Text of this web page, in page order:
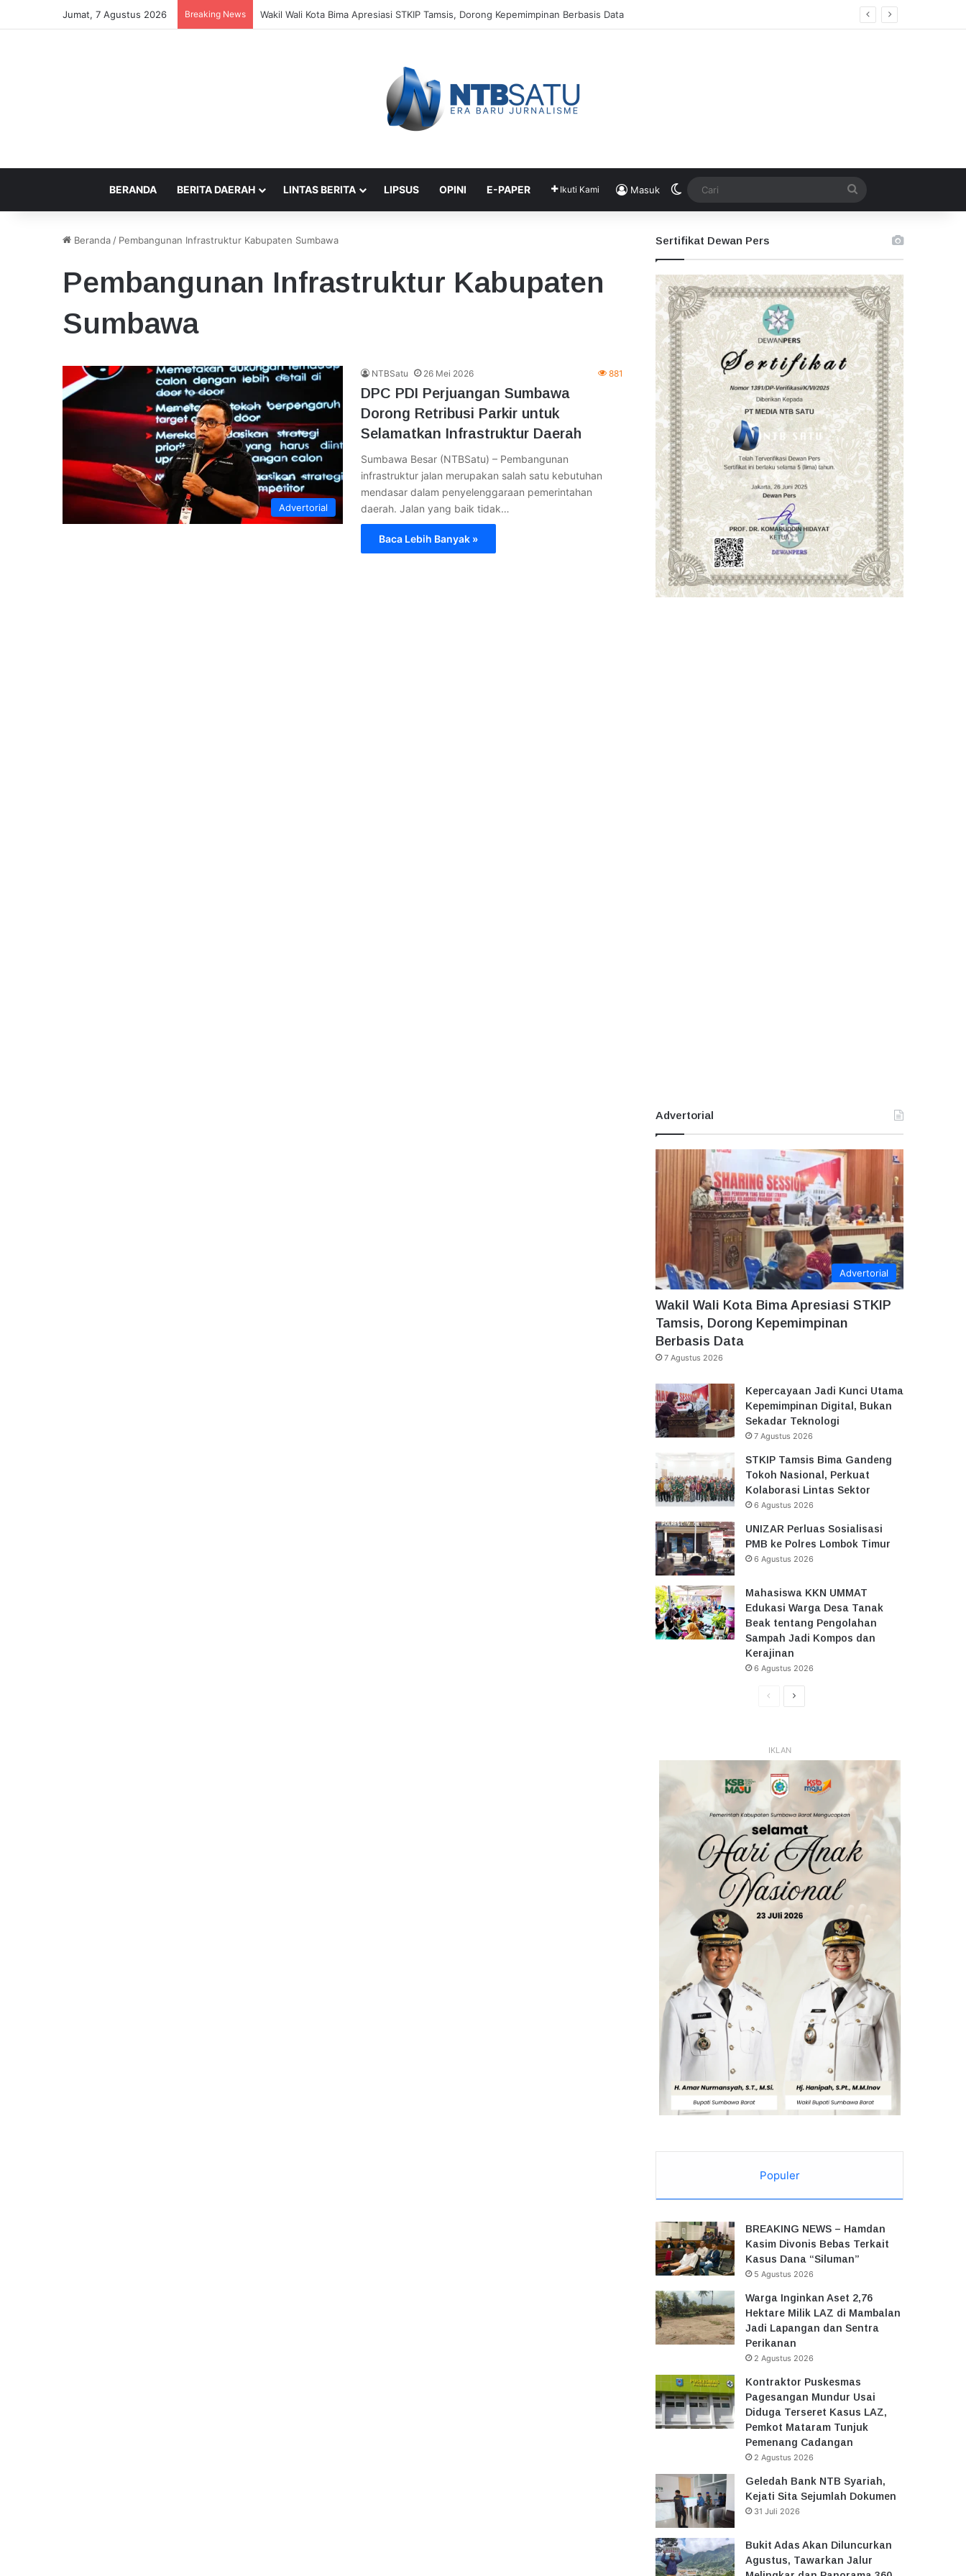
Jumat, 7 Agustus 2026 Breaking News Kepercayaan Jadi Kunci Utama Kepemimpinan Digital, Bukan Sekadar Teknologi
BERANDA BERITA DAERAH LINTAS BERITA LIPSUS OPINI E-PAPER Ikuti Kami Masuk Switch skin
Beranda / Pembangunan Infrastruktur Kabupaten Sumbawa
Pembangunan Infrastruktur Kabupaten
Sumbawa
Advertorial
NTBSatu 26 Mei 2026 881
DPC PDI Perjuangan Sumbawa
Dorong Retribusi Parkir untuk
Selamatkan Infrastruktur Daerah
Sumbawa Besar (NTBSatu) – Pembangunan
infrastruktur jalan merupakan salah satu kebutuhan
mendasar dalam penyelenggaraan pemerintahan
daerah. Jalan yang baik tidak…
Baca Lebih Banyak »
Sertifikat Dewan Pers
Advertorial
Advertorial
Wakil Wali Kota Bima Apresiasi STKIP
Tamsis, Dorong Kepemimpinan
Berbasis Data
7 Agustus 2026
Kepercayaan Jadi Kunci Utama
Kepemimpinan Digital, Bukan
Sekadar Teknologi
7 Agustus 2026
STKIP Tamsis Bima Gandeng
Tokoh Nasional, Perkuat
Kolaborasi Lintas Sektor
6 Agustus 2026
UNIZAR Perluas Sosialisasi
PMB ke Polres Lombok Timur
6 Agustus 2026
Mahasiswa KKN UMMAT
Edukasi Warga Desa Tanak
Beak tentang Pengolahan
Sampah Jadi Kompos dan
Kerajinan
6 Agustus 2026
HalamanHalaman
IKLAN
Populer
BREAKING NEWS – Hamdan
Kasim Divonis Bebas Terkait
Kasus Dana “Siluman”
5 Agustus 2026
Warga Inginkan Aset 2,76
Hektare Milik LAZ di Mambalan
Jadi Lapangan dan Sentra
Perikanan
2 Agustus 2026
Kontraktor Puskesmas
Pagesangan Mundur Usai
Diduga Terseret Kasus LAZ,
Pemkot Mataram Tunjuk
Pemenang Cadangan
2 Agustus 2026
Geledah Bank NTB Syariah,
Kejati Sita Sejumlah Dokumen
31 Juli 2026
Bukit Adas Akan Diluncurkan
Agustus, Tawarkan Jalur